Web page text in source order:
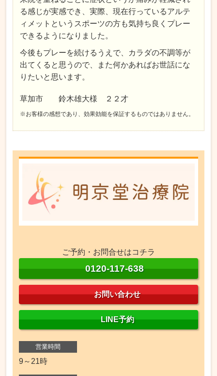
る感じが実感でき、実際、現在行っているアルテ
ィメットというスポーツの方も気持ち良くプレー
できるようになりました。
今後もプレーを続けるうえで、カラダの不調等が
出てくると思うので、また何かあればお世話にな
りたいと思います。
草加市 鈴木雄大様 ２２才
※お客様の感想であり、効果効能を保証するものではありません。
ご予約・お問合せはコチラ
0120-117-638
お問い合わせ
LINE予約
営業時間
9～21時